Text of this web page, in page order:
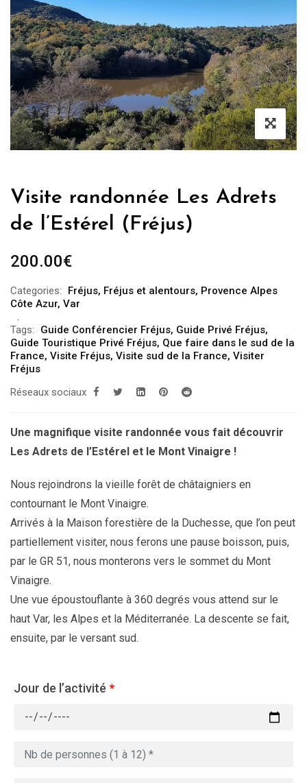
Visite randonnée Les Adrets
de l’Estérel (Fréjus)
200.00€
Categories: Fréjus, Fréjus et alentours, Provence Alpes
Côte Azur, Var
Tags: Guide Conférencier Fréjus, Guide Privé Fréjus,
Guide Touristique Privé Fréjus, Que faire dans le sud de la
France, Visite Fréjus, Visite sud de la France, Visiter
Fréjus
Réseaux sociaux
Une magnifique visite randonnée vous fait découvrir
Les Adrets de l’Estérel et le Mont Vinaigre !
Nous rejoindrons la vieille forêt de châtaigniers en
contournant le Mont Vinaigre.
Arrivés à la Maison forestière de la Duchesse, que l’on peut
partiellement visiter, nous ferons une pause boisson, puis,
par le GR 51, nous monterons vers le sommet du Mont
Vinaigre.
Une vue époustouflante à 360 degrés vous attend sur le
haut Var, les Alpes et la Méditerranée. La descente se fait,
ensuite, par le versant sud.
Jour de l’activité *